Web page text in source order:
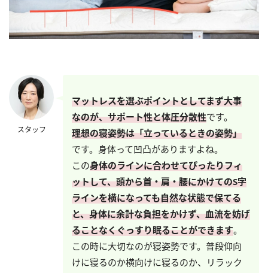
スタッフ
マットレスを選ぶポイントとしてまず大事
なのが、サポート性と体圧分散性です。
理想の寝姿勢は「立っているときの姿勢」
です。身体って凹凸がありますよね。
この身体のラインに合わせてぴったりフィ
ットして、頭から首・肩・腰にかけてのS字
ラインを横になっても自然な状態で保てる
と、身体に余計な負担をかけず、血流を妨げ
ることなくぐっすり眠ることができます。
この時に大切なのが寝姿勢です。普段仰向
けに寝るのか横向けに寝るのか、リラック